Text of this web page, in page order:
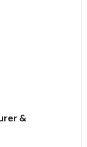
&